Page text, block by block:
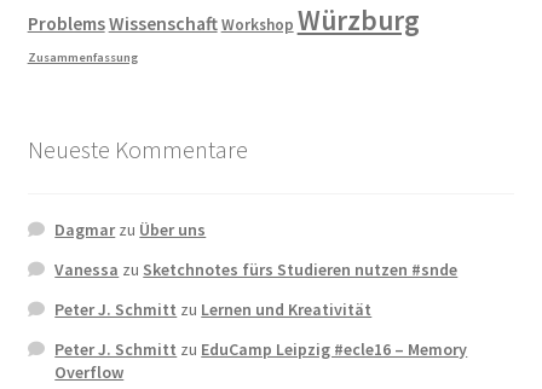
ProblemsWissenschaftWorkshop Würzburg
Zusammenfassung
Neueste Kommentare
Dagmarzu Über uns
Vanessa zu Sketchnotes fürs Studieren nutzen #snde
Peter J. Schmitt zu Lernen und Kreativität
Peter J. Schmitt zu EduCamp Leipzig #ecle16 – Memory
Overflow